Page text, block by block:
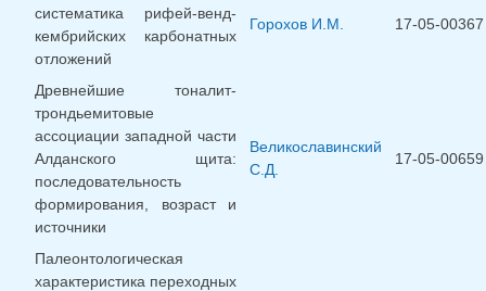
систематика рифей-венд-
кембрийских карбонатных
отложений
Горохов И.М. 17-05-00367
Древнейшие тоналит-
трондьемитовые
ассоциации западной части
Алданского щита:
последовательность
формирования, возраст и
источники
Великославинский
С.Д.
17-05-00659
Палеонтологическая
характеристика переходных